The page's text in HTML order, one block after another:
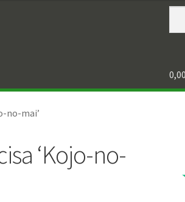
0,00
no-mai’
‘Kojo-no-